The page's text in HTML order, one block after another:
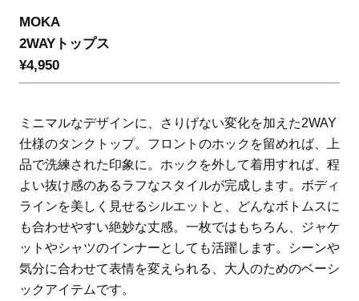
MOKA
2WAYトップス
¥4,950
ミニマルなデザインに、さりげない変化を加えた2WAY
仕様のタンクトップ。フロントのホックを留めれば、上
品で洗練された印象に。ホックを外して着用すれば、程
よい抜け感のあるラフなスタイルが完成します。ボディ
ラインを美しく見せるシルエットと、どんなボトムスに
も合わせやすい絶妙な丈感。一枚ではもちろん、ジャケ
ットやシャツのインナーとしても活躍します。シーンや
気分に合わせて表情を変えられる、大人のためのベーシ
ックアイテムです。